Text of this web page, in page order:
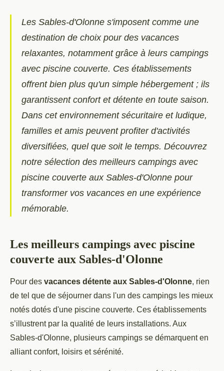
Les Sables-d'Olonne s'imposent comme une
destination de choix pour des vacances
relaxantes, notamment grâce à leurs campings
avec piscine couverte. Ces établissements
offrent bien plus qu'un simple hébergement ; ils
garantissent confort et détente en toute saison.
Dans cet environnement sécuritaire et ludique,
familles et amis peuvent profiter d'activités
diversifiées, quel que soit le temps. Découvrez
notre sélection des meilleurs campings avec
piscine couverte aux Sables-d'Olonne pour
transformer vos vacances en une expérience
mémorable.
Les meilleurs campings avec piscine
couverte aux Sables-d'Olonne
Pour des vacances détente aux Sables-d'Olonne, rien
de tel que de séjourner dans l'un des campings les mieux
notés dotés d'une piscine couverte. Ces établissements
s’illustrent par la qualité de leurs installations. Aux
Sables-d'Olonne, plusieurs campings se démarquent en
alliant confort, loisirs et sérénité.